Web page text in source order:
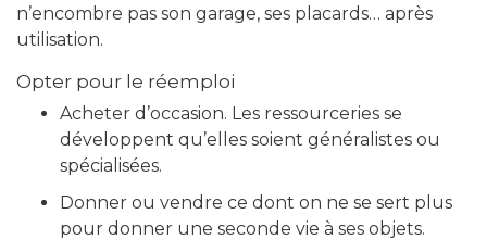
n’encombre pas son garage, ses placards… après
utilisation.
Opter pour le réemploi
Acheter d’occasion. Les ressourceries se
développent qu’elles soient généralistes ou
spécialisées.
Donner ou vendre ce dont on ne se sert plus
pour donner une seconde vie à ses objets.